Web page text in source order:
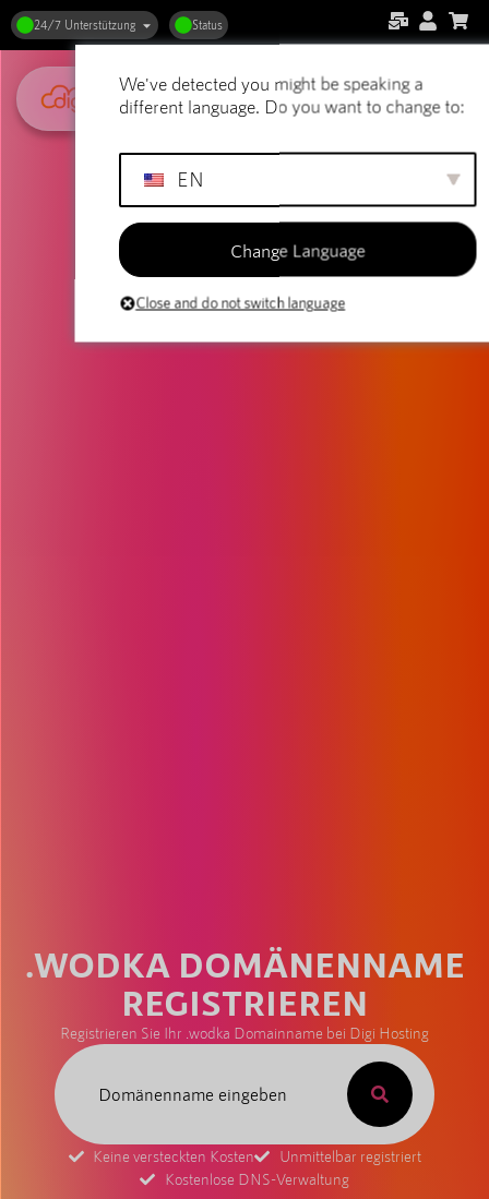
24/7 Unterstützung Status
.WODKA DOMÄNENNAME
REGISTRIEREN
Registrieren Sie Ihr .wodka Domainname bei Digi Hosting
Keine versteckten Kosten
Unmittelbar registriert
Kostenlose DNS-Verwaltung
We've detected you might be speaking a
different language. Do you want to change to:
EN
Change Language
Close and do not switch language